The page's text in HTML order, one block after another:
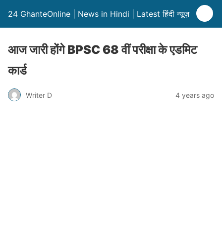
24 GhanteOnline | News in Hindi | Latest हिंदी न्यूज़
आज जारी होंगे BPSC 68 वीं परीक्षा के एडमिट
कार्ड
Writer D 4 years ago